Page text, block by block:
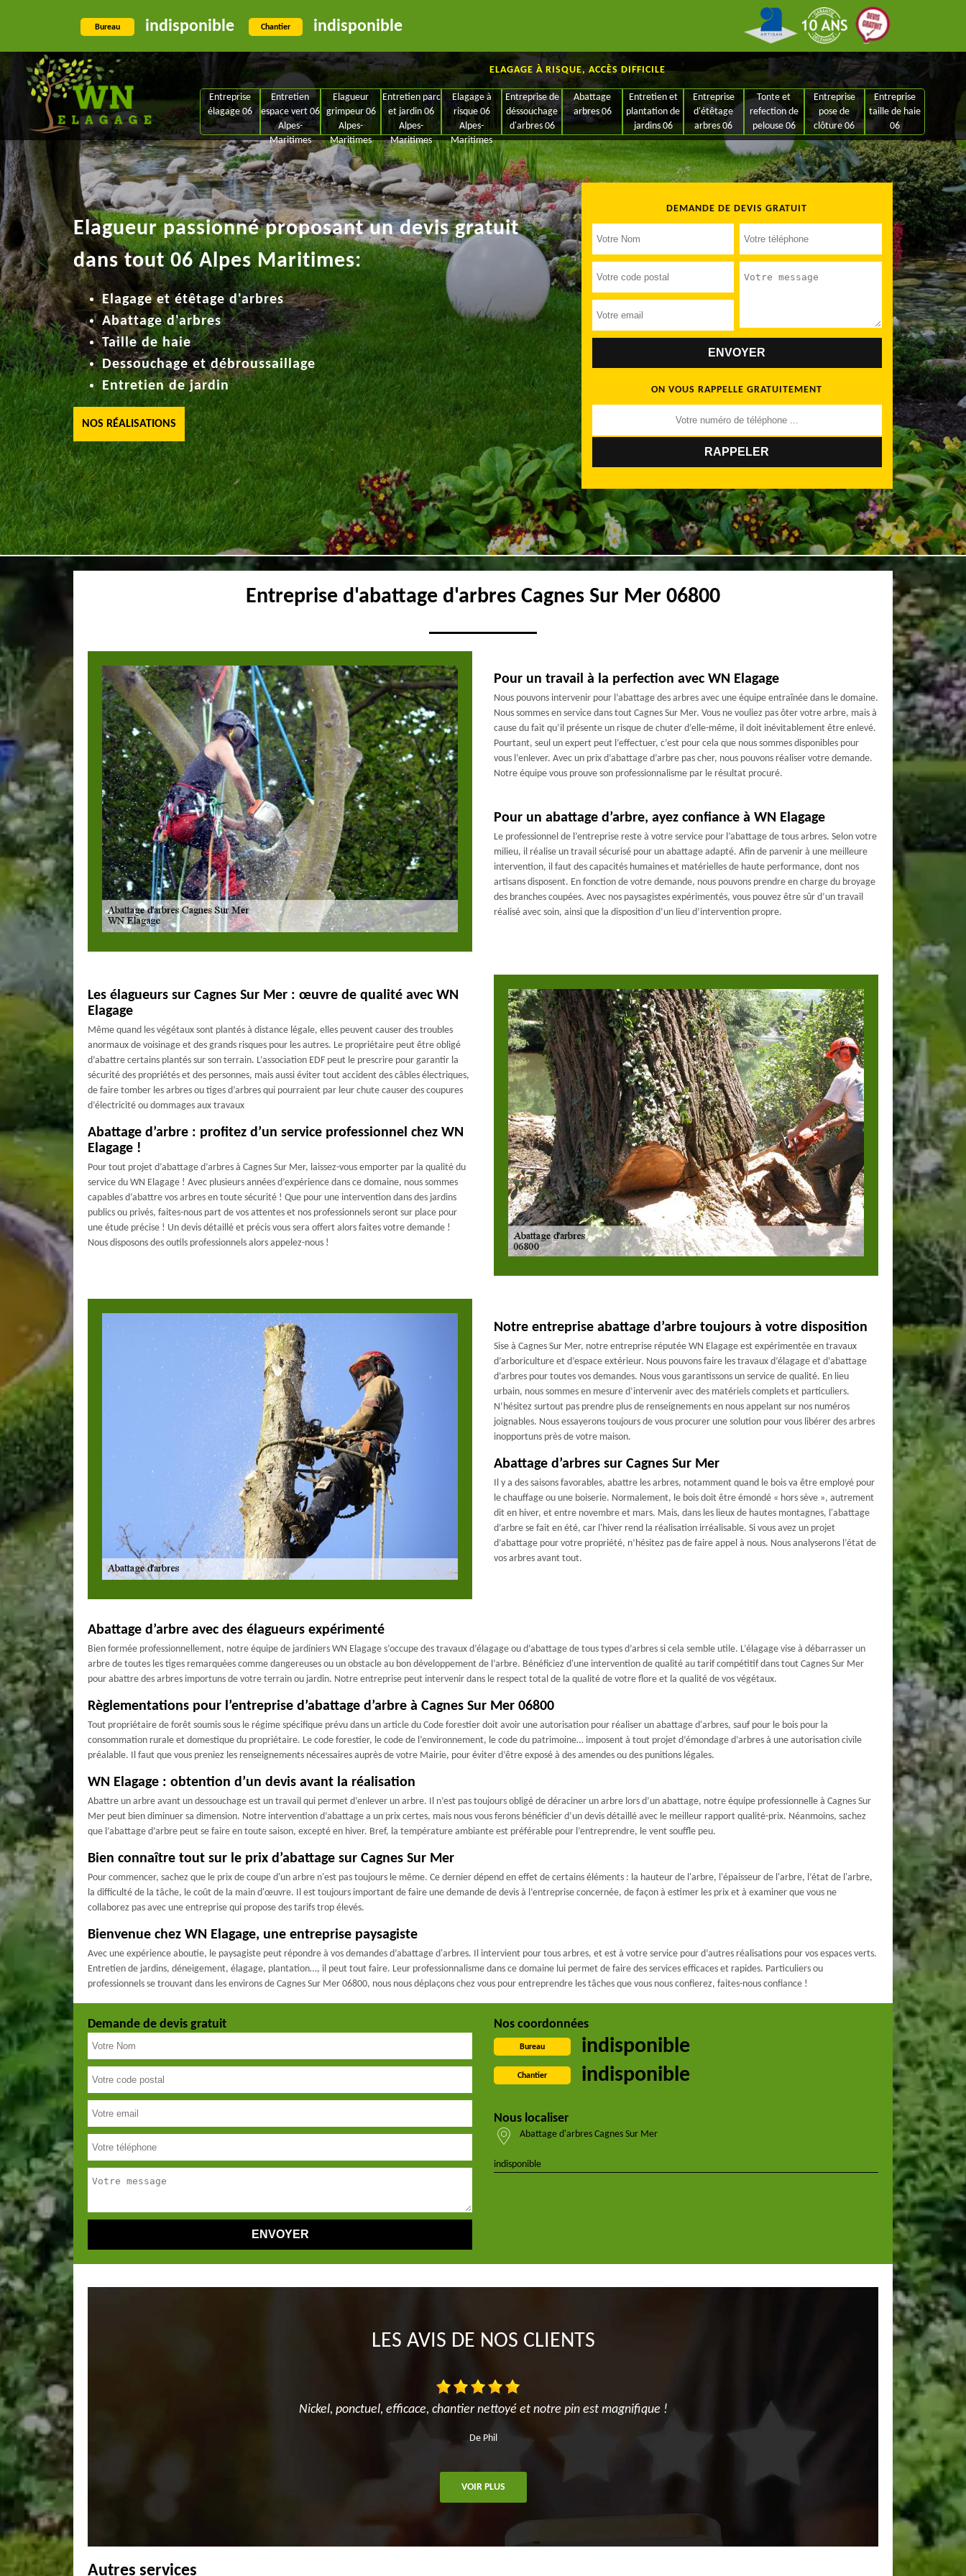
Bureau indisponible Chantier indisponible
ELAGAGE À RISQUE, ACCÈS DIFFICILE
Entreprise
élagage 06
Entretien
espace vert 06
Alpes-
Maritimes
Elagueur
grimpeur 06
Alpes-
Maritimes
Entretien parc
et jardin 06
Alpes-
Maritimes
Elagage à
risque 06
Alpes-
Maritimes
Entreprise de
déssouchage
d'arbres 06
Abattage
arbres 06
Entretien et
plantation de
jardins 06
Entreprise
d'étêtage
arbres 06
Tonte et
refection de
pelouse 06
Entreprise
pose de
clôture 06
Entreprise
taille de haie
06
DEMANDE DE DEVIS GRATUIT
ON VOUS RAPPELLE GRATUITEMENT
Elagueur passionné proposant un devis gratuit
dans tout 06 Alpes Maritimes:
Elagage et étêtage d'arbres
Abattage d'arbres
Taille de haie
Dessouchage et débroussaillage
Entretien de jardin
NOS RÉALISATIONS
Entreprise d'abattage d'arbres Cagnes Sur Mer 06800
Pour un travail à la perfection avec WN Elagage
Nous pouvons intervenir pour l’abattage des arbres avec une équipe entraînée dans le domaine.
Nous sommes en service dans tout Cagnes Sur Mer. Vous ne vouliez pas ôter votre arbre, mais à
cause du fait qu’il présente un risque de chuter d’elle-même, il doit inévitablement être enlevé.
Pourtant, seul un expert peut l’effectuer, c’est pour cela que nous sommes disponibles pour
vous l’enlever. Avec un prix d’abattage d’arbre pas cher, nous pouvons réaliser votre demande.
Notre équipe vous prouve son professionnalisme par le résultat procuré.
Pour un abattage d’arbre, ayez confiance à WN Elagage
Le professionnel de l’entreprise reste à votre service pour l’abattage de tous arbres. Selon votre
milieu, il réalise un travail sécurisé pour un abattage adapté. Afin de parvenir à une meilleure
intervention, il faut des capacités humaines et matérielles de haute performance, dont nos
artisans disposent. En fonction de votre demande, nous pouvons prendre en charge du broyage
des branches coupées. Avec nos paysagistes expérimentés, vous pouvez être sûr d’un travail
réalisé avec soin, ainsi que la disposition d’un lieu d’intervention propre.
Les élagueurs sur Cagnes Sur Mer : œuvre de qualité avec WN
Elagage
Même quand les végétaux sont plantés à distance légale, elles peuvent causer des troubles
anormaux de voisinage et des grands risques pour les autres. Le propriétaire peut être obligé
d’abattre certains plantés sur son terrain. L’association EDF peut le prescrire pour garantir la
sécurité des propriétés et des personnes, mais aussi éviter tout accident des câbles électriques,
de faire tomber les arbres ou tiges d’arbres qui pourraient par leur chute causer des coupures
d’électricité ou dommages aux travaux
Abattage d’arbre : profitez d’un service professionnel chez WN
Elagage !
Pour tout projet d’abattage d’arbres à Cagnes Sur Mer, laissez-vous emporter par la qualité du
service du WN Elagage ! Avec plusieurs années d’expérience dans ce domaine, nous sommes
capables d’abattre vos arbres en toute sécurité ! Que pour une intervention dans des jardins
publics ou privés, faites-nous part de vos attentes et nos professionnels seront sur place pour
une étude précise ! Un devis détaillé et précis vous sera offert alors faites votre demande !
Nous disposons des outils professionnels alors appelez-nous !
Notre entreprise abattage d’arbre toujours à votre disposition
Sise à Cagnes Sur Mer, notre entreprise réputée WN Elagage est expérimentée en travaux
d’arboriculture et d’espace extérieur. Nous pouvons faire les travaux d’élagage et d’abattage
d’arbres pour toutes vos demandes. Nous vous garantissons un service de qualité. En lieu
urbain, nous sommes en mesure d’intervenir avec des matériels complets et particuliers.
N’hésitez surtout pas prendre plus de renseignements en nous appelant sur nos numéros
joignables. Nous essayerons toujours de vous procurer une solution pour vous libérer des arbres
inopportuns près de votre maison.
Abattage d’arbres sur Cagnes Sur Mer
Il y a des saisons favorables, abattre les arbres, notamment quand le bois va être employé pour
le chauffage ou une boiserie. Normalement, le bois doit être émondé « hors sève », autrement
dit en hiver, et entre novembre et mars. Mais, dans les lieux de hautes montagnes, l'abattage
d’arbre se fait en été, car l'hiver rend la réalisation irréalisable. Si vous avez un projet
d’abattage pour votre propriété, n’hésitez pas de faire appel à nous. Nous analyserons l’état de
vos arbres avant tout.
Abattage d’arbre avec des élagueurs expérimenté
Bien formée professionnellement, notre équipe de jardiniers WN Elagage s’occupe des travaux d’élagage ou d’abattage de tous types d’arbres si cela semble utile. L’élagage vise à débarrasser un
arbre de toutes les tiges remarquées comme dangereuses ou un obstacle au bon développement de l’arbre. Bénéficiez d'une intervention de qualité au tarif compétitif dans tout Cagnes Sur Mer
pour abattre des arbres importuns de votre terrain ou jardin. Notre entreprise peut intervenir dans le respect total de la qualité de votre flore et la qualité de vos végétaux.
Règlementations pour l’entreprise d’abattage d’arbre à Cagnes Sur Mer 06800
Tout propriétaire de forêt soumis sous le régime spécifique prévu dans un article du Code forestier doit avoir une autorisation pour réaliser un abattage d'arbres, sauf pour le bois pour la
consommation rurale et domestique du propriétaire. Le code forestier, le code de l’environnement, le code du patrimoine… imposent à tout projet d’émondage d’arbres à une autorisation civile
préalable. Il faut que vous preniez les renseignements nécessaires auprès de votre Mairie, pour éviter d’être exposé à des amendes ou des punitions légales.
WN Elagage : obtention d’un devis avant la réalisation
Abattre un arbre avant un dessouchage est un travail qui permet d’enlever un arbre. Il n’est pas toujours obligé de déraciner un arbre lors d’un abattage, notre équipe professionnelle à Cagnes Sur
Mer peut bien diminuer sa dimension. Notre intervention d’abattage a un prix certes, mais nous vous ferons bénéficier d’un devis détaillé avec le meilleur rapport qualité-prix. Néanmoins, sachez
que l’abattage d’arbre peut se faire en toute saison, excepté en hiver. Bref, la température ambiante est préférable pour l’entreprendre, le vent souffle peu.
Bien connaître tout sur le prix d’abattage sur Cagnes Sur Mer
Pour commencer, sachez que le prix de coupe d'un arbre n'est pas toujours le même. Ce dernier dépend en effet de certains éléments : la hauteur de l'arbre, l'épaisseur de l'arbre, l’état de l'arbre,
la difficulté de la tâche, le coût de la main d'œuvre. Il est toujours important de faire une demande de devis à l’entreprise concernée, de façon à estimer les prix et à examiner que vous ne
collaborez pas avec une entreprise qui propose des tarifs trop élevés.
Bienvenue chez WN Elagage, une entreprise paysagiste
Avec une expérience aboutie, le paysagiste peut répondre à vos demandes d’abattage d'arbres. Il intervient pour tous arbres, et est à votre service pour d’autres réalisations pour vos espaces verts.
Entretien de jardins, déneigement, élagage, plantation…, il peut tout faire. Leur professionnalisme dans ce domaine lui permet de faire des services efficaces et rapides. Particuliers ou
professionnels se trouvant dans les environs de Cagnes Sur Mer 06800, nous nous déplaçons chez vous pour entreprendre les tâches que vous nous confierez, faites-nous confiance !
Demande de devis gratuit Nos coordonnées
Bureau indisponible
Chantier indisponible
Nous localiser
Abattage d'arbres Cagnes Sur Mer
indisponible
LES AVIS DE NOS CLIENTS
Nickel, ponctuel, efficace, chantier nettoyé et notre pin est magnifique !
De Phil
VOIR PLUS
Autres services